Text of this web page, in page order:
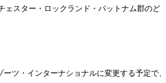
ェスター・ロックランド・パットナム郡のど
ツ・インターナショナルに変更する予定で、